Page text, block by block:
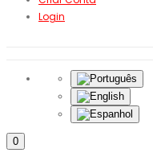
Login
0